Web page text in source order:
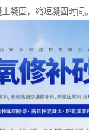
凝固，缩短凝固时间。